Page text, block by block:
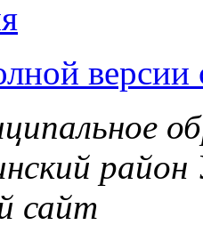
версии
район
сайт